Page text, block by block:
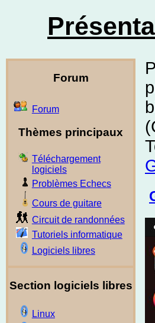
Forum
Forum
Thèmes principaux
Téléchargement
logiciels
Problèmes Echecs
Cours de guitare
Circuit de randonnées
Tutoriels informatique
Logiciels libres
Section logiciels libres
Linux